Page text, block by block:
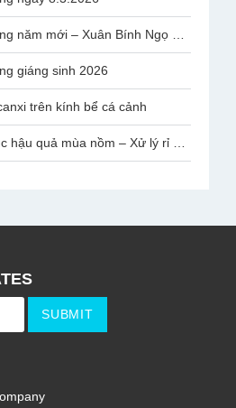
(Tiếng Việt) Chúc mừng năm mới – Xuân Bính Ngọ 2026
giáng sinh 2026
trên kính bể cá cảnh
(Tiếng Việt) Khắc phục hậu quả mùa nồm – Xử lý rỉ sắt chân ghế mạ Inox Văn Phòng